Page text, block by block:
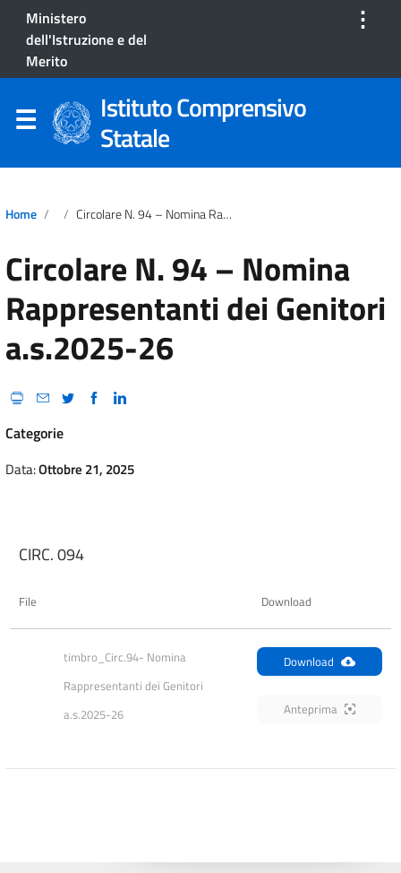
Ministero
dell'Istruzione e del
Merito
⋮
Istituto Comprensivo
Statale
Home Circolare N. 94 – Nomina Rappresentanti Dei Genitori A.s.2025-26
Circolare N. 94 – Nomina
Rappresentanti dei Genitori
a.s.2025-26
Categorie
Data:Ottobre 21, 2025
CIRC. 094
File Download
timbro_Circ.94- Nomina
Rappresentanti dei Genitori
a.s.2025-26
Download
Anteprima